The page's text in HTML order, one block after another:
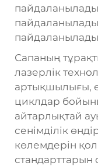
пайдаланылады
Сапаның
лазерлік
артықшылығы,
циклдар
айтарлықтай
сенімділік
көлемдерін
стандарттарын